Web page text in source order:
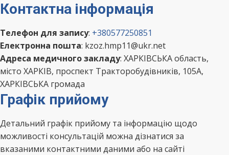
Контактна інформація
Телефон для запису: +380577250851
Електронна пошта: kzoz.hmp11@ukr.net
Адреса медичного закладу: ХАРКІВСЬКА область,
місто ХАРКІВ, проспект Тракторобудівників, 105А,
ХАРКІВСЬКА громада
Графік прийому
Детальний графік прийому та інформацію щодо
можливості консультацій можна дізнатися за
вказаними контактними даними або на сайті